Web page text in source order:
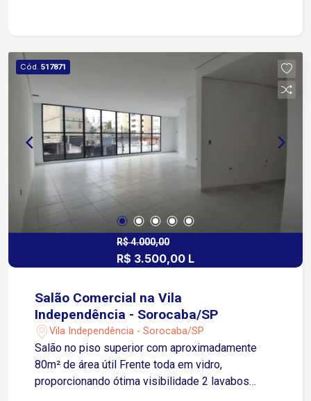
veículos Cercada por comércios, serviços,
clínicas, bancos e transporte público Ideal para
diversos segmentos comerciais: Escritório de
advocacia Escritório de contabilidade Consultório
médico ou odontológico Clínica de estética ou
salão de beleza Atendimento profissional em
geral Imóvel pronto para receber seu negócio em
uma das regiões mais valorizadas da cidade
Agende sua visita!
Cód. 517871
R$ 4.000,00
R$ 3.500,00 L
Salão Comercial na Vila
Independência - Sorocaba/SP
Vila Independência - Sorocaba/SP
Salão no piso superior com aproximadamente
80m² de área útil Frente toda em vidro,
proporcionando ótima visibilidade 2 lavabos